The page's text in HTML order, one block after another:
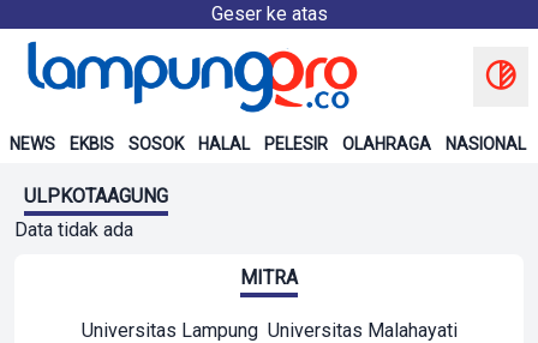
Geser ke atas
NEWS EKBIS SOSOK HALAL PELESIR OLAHRAGA NASIONAL
ULPKOTAAGUNG
Data tidak ada
MITRA
Universitas Lampung Universitas Malahayati